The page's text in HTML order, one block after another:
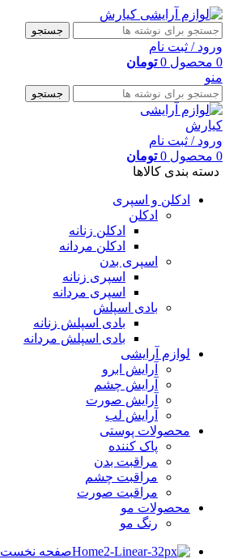
جستجو
ورود / ثبت نام
0 محصول 0 تومان
منو
جستجو
ورود / ثبت نام
0 محصول 0 تومان
دسته بندی کالاها
ادکلن و اسپری
ادکلن
ادکلن زنانه
ادکلن مردانه
اسپری بدن
اسپری زنانه
اسپری مردانه
بادی اسپلش
بادی اسپلش زنانه
بادی اسپلش مردانه
لوازم آرایشی
آرایش ابرو
آرایش چشم
آرایش صورت
آرایش لب
محصولات پوستی
پاک کننده
مراقبت بدن
مراقبت چشم
مراقبت صورت
محصولات مو
رنگ مو
صفحه نخست